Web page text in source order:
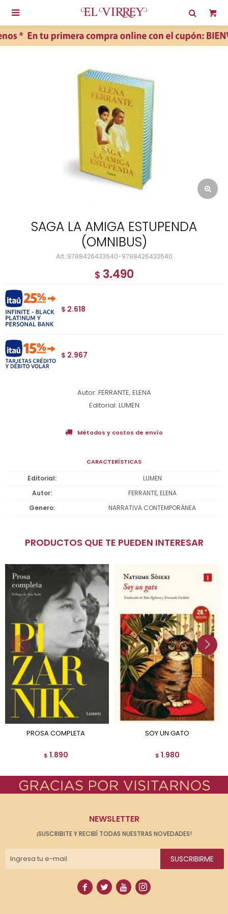

SAGA LA AMIGA ESTUPENDA
(OMNIBUS)
9788426433640-9788426433640
$ 3.490
$ 2.618
$ 2.967
Autor: FERRANTE, ELENA
Editorial: LUMEN
Métodos y costos de envío
CARACTERÍSTICAS
Editorial
LUMEN
Autor
FERRANTE, ELENA
Genero
NARRATIVA CONTEMPORÁNEA
PRODUCTOS QUE TE PUEDEN INTERESAR
PROSA COMPLETA
$ 1.890
SOY UN GATO
$ 1.980
NEWSLETTER
¡SUSCRIBITE Y RECIBÍ TODAS NUESTRAS NOVEDADES!
SUSCRIBIRME
   